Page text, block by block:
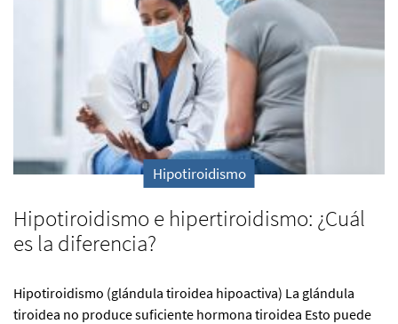
Hipotiroidismo
Hipotiroidismo e hipertiroidismo: ¿Cuál
es la diferencia?
Hipotiroidismo (glándula tiroidea hipoactiva) La glándula
tiroidea no produce suficiente hormona tiroidea Esto puede